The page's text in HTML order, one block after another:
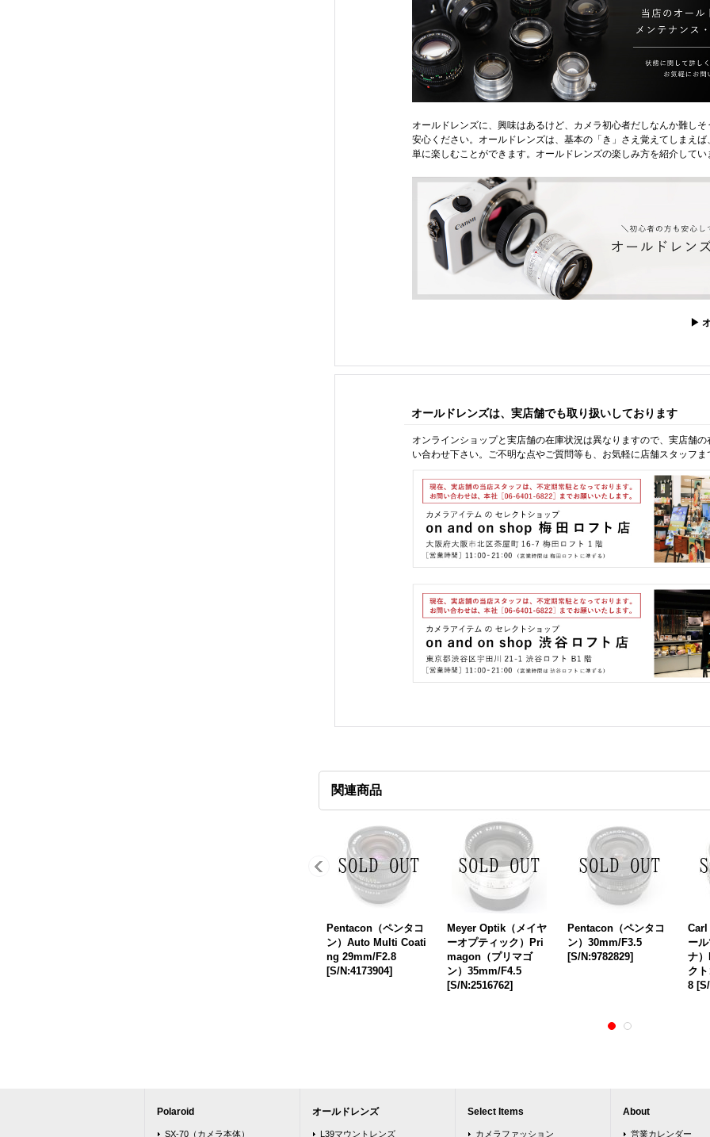
オールドレンズに、興味はあるけど、カメラ初心者だしなんか難し
安心ください。オールドレンズは、基本の「き」さえ覚えてしまえ
単に楽しむことができます。オールドレンズの楽しみ方を紹介してい
▶
オールドレンズは、実店舗でも取り扱いしております
オンラインショップと実店舗の在庫状況は異なりますので、実店舗
い合わせ下さい。ご不明な点やご質問等も、お気軽に店舗スタッフま
関連商品
Pentacon（ペンタコ
ン）Auto Multi Coati
ng 29mm/F2.8
[S/N:4173904]
Meyer Optik（メイヤ
ーオプティック）Pri
magon（プリマゴ
ン）35mm/F4.5
[S/N:2516762]
Pentacon（ペンタコ
ン）30mm/F3.5
[S/N:9782829]
Carl
ー
ナ
ク
8 [
Polaroid
SX-70（カメラ本体）
オールドレンズ
L39マウントレンズ
Select Items
カメラファッション
About
営業カレンダー